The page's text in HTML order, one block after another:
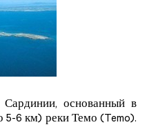
основанный в
5-6 км) реки Темо (Temo).